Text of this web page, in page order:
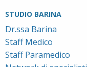
STUDIO BARINA
Dr.ssa Barina
Staff Medico
Staff Paramedico